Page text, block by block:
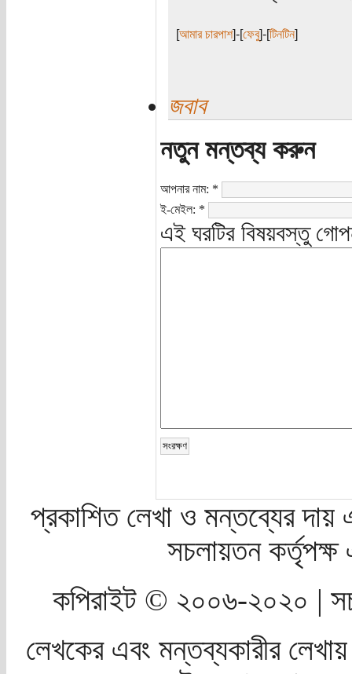
[আমার চারপাশ]-[ফেবু]-[টিনটিন]
জবাব
নতুন মন্তব্য করুন
আপনার নাম: *
ই-মেইল: *
এই ঘরটির বিষয়বস্তু
প্রকাশিত লেখা ও মন্তব্যের দায়
সচলায়তন
কপিরাইট © ২০০৬-২০২০ |
লেখকের এবং মন্তব্যকারীর